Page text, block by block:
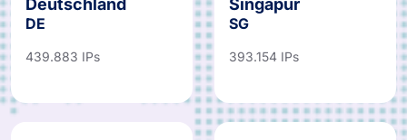
Deutschland
DE
439.883 IPs
Singapur
SG
393.154 IPs